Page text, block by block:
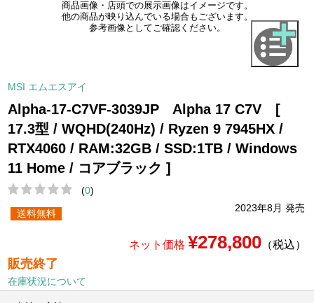
商品画像・店頭での展示画像はイメージです。
他の商品が映り込んでいる場合もございます。
参考画像としてご確認ください。
MSI エムエスアイ
Alpha-17-C7VF-3039JP Alpha 17 C7V [
17.3型 / WQHD(240Hz) / Ryzen 9 7945HX /
RTX4060 / RAM:32GB / SSD:1TB / Windows
11 Home / コアブラック ]
(0)
2023年8月 発売
送料無料
ネット価格 ¥278,800（税込）
販売終了
在庫状況について